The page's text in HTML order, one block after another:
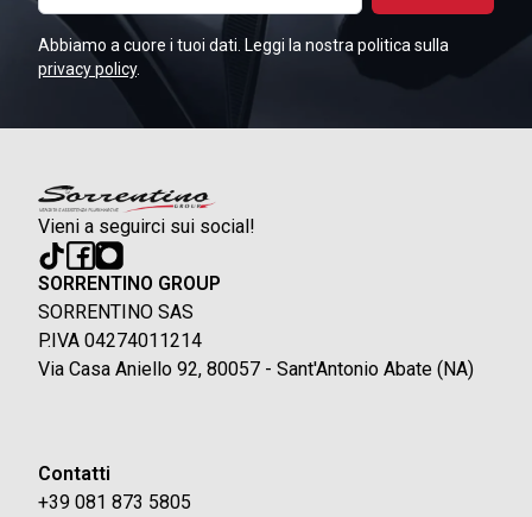
Abbiamo a cuore i tuoi dati. Leggi la nostra politica sulla
privacy policy.
Vieni a seguirci sui social!
SORRENTINO GROUP
SORRENTINO SAS
P.IVA 04274011214
Via Casa Aniello 92, 80057 - Sant'Antonio Abate (NA)
Contatti
+39 081 873 5805